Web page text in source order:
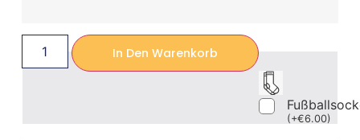
In Den Warenkorb
(+€6.00)